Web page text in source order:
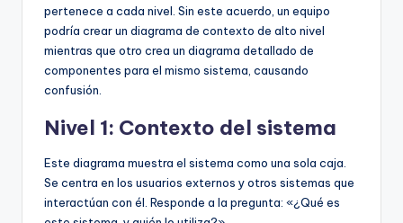
pertenece a cada nivel. Sin este acuerdo, un equipo
podría crear un diagrama de contexto de alto nivel
mientras que otro crea un diagrama detallado de
componentes para el mismo sistema, causando
confusión.
Nivel 1: Contexto del sistema
Este diagrama muestra el sistema como una sola caja.
Se centra en los usuarios externos y otros sistemas que
interactúan con él. Responde a la pregunta: «¿Qué es